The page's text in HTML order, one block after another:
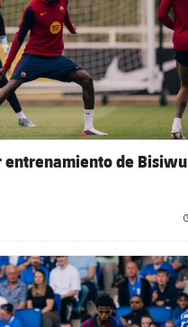
entrenamiento de Bisiwu
FCB Barcelona badge